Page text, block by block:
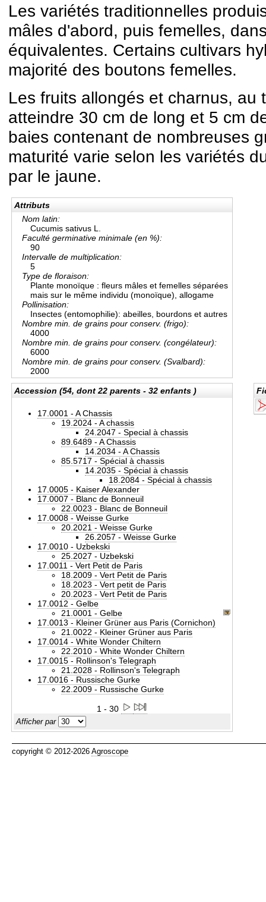
Les variétés traditionnelles
mâles d'abord, puis femelles,
équivalentes. Certains cultivars
majorité des boutons femelles.
Les fruits allongés et charnus, au
atteindre 30 cm de long et 5 cm
baies contenant de nombreuses
maturité varie selon les variétés
par le jaune.
Attributs
Nom latin:
Cucumis sativus L.
Faculté germinative minimale (en %):
90
Intervalle de multiplication:
5
Type de floraison:
Plante monoïque : fleurs mâles et femelles séparées
mais sur le même individu (monoïque), allogame
Pollinisation:
Insectes (entomophilie): abeilles, bourdons et autres
Nombre min. de grains pour conserv. (frigo):
4000
Nombre min. de grains pour conserv. (congélateur):
6000
Nombre min. de grains pour conserv. (Svalbard):
2000
Accession (54, dont 22 parents - 32 enfants )
17.0001 - A Chassis
19.2024 - A chassis
24.2047 - Special à chassis
89.6489 - A Chassis
14.2034 - A Chassis
85.5717 - Spécial à chassis
14.2035 - Spécial à chassis
18.2084 - Spécial à chassis
17.0005 - Kaiser Alexander
17.0007 - Blanc de Bonneuil
22.0023 - Blanc de Bonneuil
17.0008 - Weisse Gurke
20.2021 - Weisse Gurke
26.2057 - Weisse Gurke
17.0010 - Uzbekski
25.2027 - Uzbekski
17.0011 - Vert Petit de Paris
18.2009 - Vert Petit de Paris
18.2023 - Vert petit de Paris
20.2023 - Vert Petit de Paris
17.0012 - Gelbe
21.0001 - Gelbe
17.0013 - Kleiner Grüner aus Paris (Cornichon)
21.0022 - Kleiner Grüner aus Paris
17.0014 - White Wonder Chiltern
22.2010 - White Wonder Chiltern
17.0015 - Rollinson's Telegraph
21.2028 - Rollinson's Telegraph
17.0016 - Russische Gurke
22.2009 - Russische Gurke
1 - 30
Afficher par
copyright © 2012-2026 Agroscope